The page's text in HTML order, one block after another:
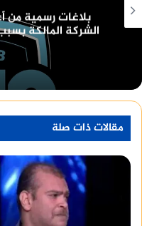
قانون البناء
مقالات ذات صلة